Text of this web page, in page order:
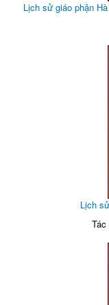
Lịch sử giáo phận
Lịch
Tác